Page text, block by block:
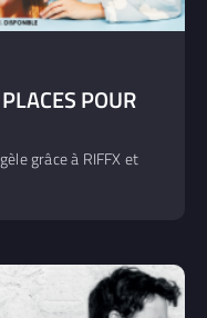
POUR
grâce à RIFFX et